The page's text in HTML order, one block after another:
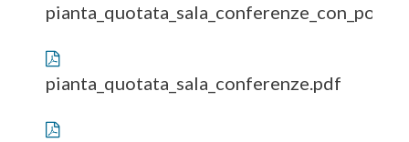
pianta_quotata_sala_conferenze.pdf